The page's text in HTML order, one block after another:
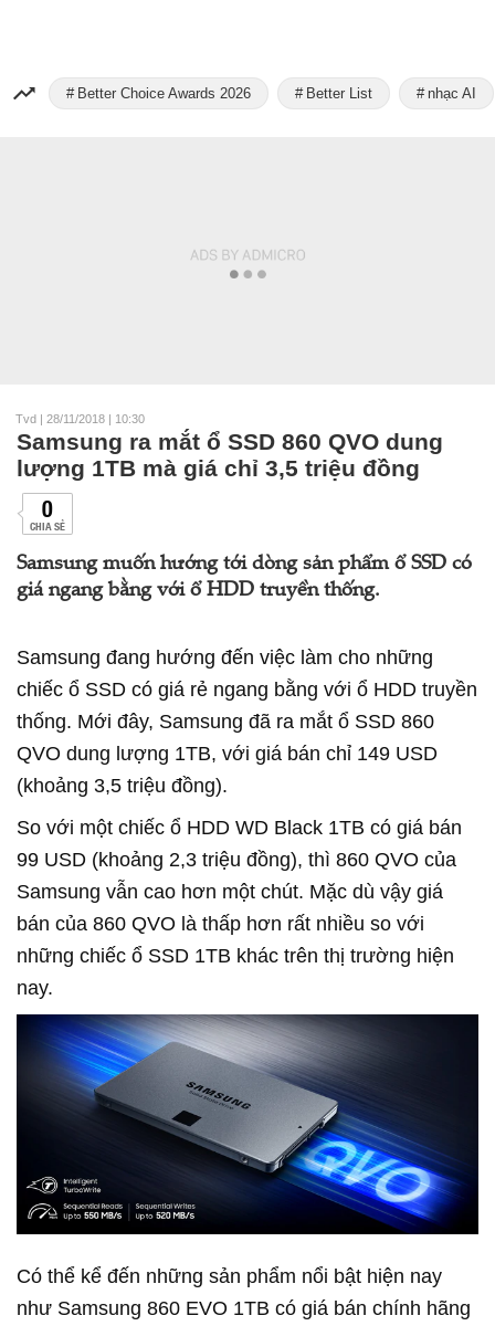
Better Choice Awards 2026 Better List nhạc AI
Tvd | 28/11/2018 | 10:30
Samsung ra mắt ổ SSD 860 QVO dung
lượng 1TB mà giá chỉ 3,5 triệu đồng
0
CHIA SẺ
Samsung muốn hướng tới dòng sản phẩm ổ SSD có
giá ngang bằng với ổ HDD truyền thống.
Samsung đang hướng đến việc làm cho những
chiếc ổ SSD có giá rẻ ngang bằng với ổ HDD truyền
thống. Mới đây, Samsung đã ra mắt ổ SSD 860
QVO dung lượng 1TB, với giá bán chỉ 149 USD
(khoảng 3,5 triệu đồng).
So với một chiếc ổ HDD WD Black 1TB có giá bán
99 USD (khoảng 2,3 triệu đồng), thì 860 QVO của
Samsung vẫn cao hơn một chút. Mặc dù vậy giá
bán của 860 QVO là thấp hơn rất nhiều so với
những chiếc ổ SSD 1TB khác trên thị trường hiện
nay.
Có thể kể đến những sản phẩm nổi bật hiện nay
như Samsung 860 EVO 1TB có giá bán chính hãng